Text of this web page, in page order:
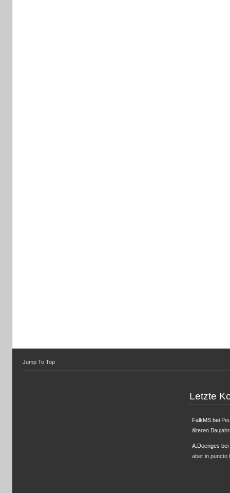
Jump To Top
Letzte
FalkMSbei
älteren
A.Doenges bei
aber in puncto